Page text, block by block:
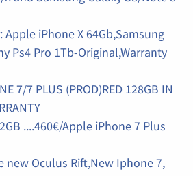
Apple iPhone X 64Gb,Samsung
Ps4 Pro 1Tb-Original,Warranty
7/7 PLUS (PROD)RED 128GB IN
....460€/Apple iPhone 7 Plus
new Oculus Rift,New Iphone 7,